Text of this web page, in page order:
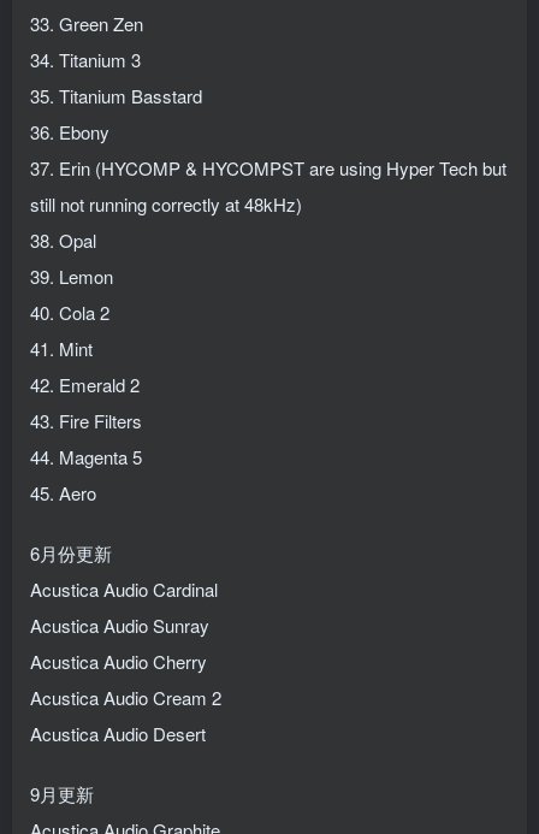
33. Green Zen
34. Titanium 3
35. Titanium Basstard
36. Ebony
37. Erin (HYCOMP & HYCOMPST are using Hyper Tech but
still not running correctly at 48kHz)
38. Opal
39. Lemon
40. Cola 2
41. Mint
42. Emerald 2
43. Fire Filters
44. Magenta 5
45. Aero
6月份更新
Acustica Audio Cardinal
Acustica Audio Sunray
Acustica Audio Cherry
Acustica Audio Cream 2
Acustica Audio Desert
9月更新